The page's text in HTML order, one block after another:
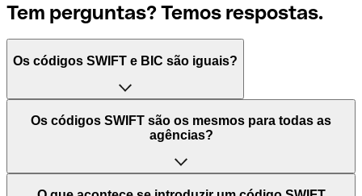
Tem perguntas? Temos respostas.
Os códigos SWIFT e BIC são iguais?
O acrónimo SWIFT significa "Society for Worldwide
Interbank Financial Telecommunication (Sociedade para
Mundiais)". Trata-se de uma rede mundial onde se
processam pagamentos entre países. Por outro lado, BIC
Os códigos SWIFT são os mesmos para todas as
agências?